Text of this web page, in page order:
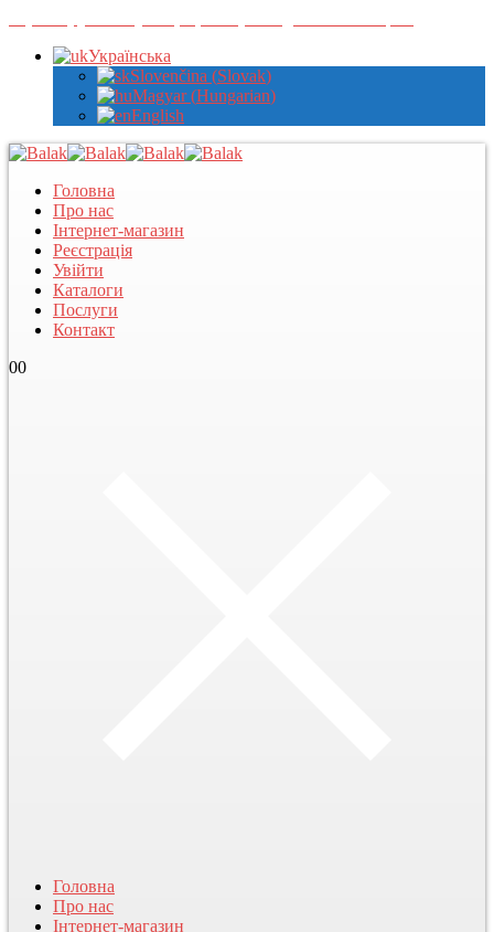
Українська
Slovenčina (Slovak)
Magyar (Hungarian)
English
Головна
Про нас
Інтернет-магазин
Реєстрація
Увійти
Каталоги
Послуги
Контакт
00
Головна
Про нас
Інтернет-магазин